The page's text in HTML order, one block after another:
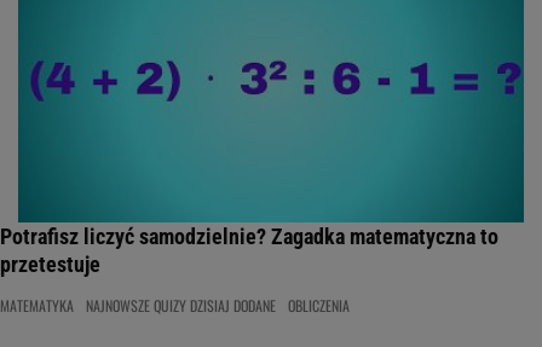
Potrafisz liczyć samodzielnie? Zagadka matematyczna to
przetestuje
MATEMATYKA NAJNOWSZE QUIZY DZISIAJ DODANE OBLICZENIA